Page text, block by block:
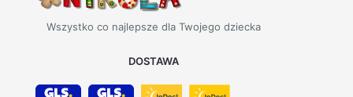
Wszystko co najlepsze dla Twojego dziecka
DOSTAWA